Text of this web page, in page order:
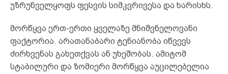
უზრუნველყოფს ფესვის სიმკვრივესა და ხარისხს.
მორწყვა ერთ-ერთი ყველაზე მნიშვნელოვანი
ფაქტორია. არათანაბარი ტენიანობა იწვევს
ძირხვენას გახეთქვას ან უხეშობას. ამიტომ
სტაბილური და ზომიერი მორწყვა აუცილებელია